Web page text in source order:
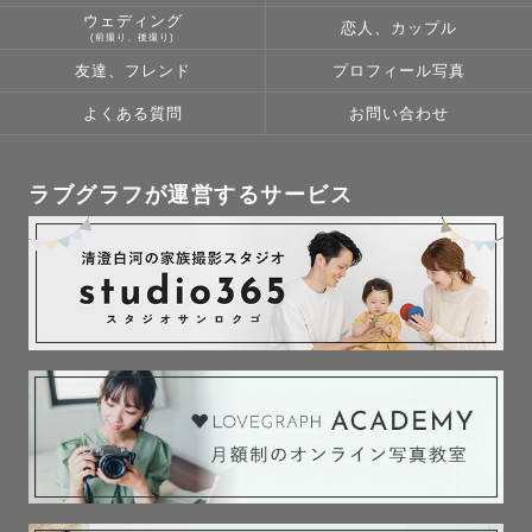
ウェディング
(前撮り、後撮り)
恋人、カップル
友達、フレンド プロフィール写真
よくある質問 お問い合わせ
ラブグラフが運営するサービス